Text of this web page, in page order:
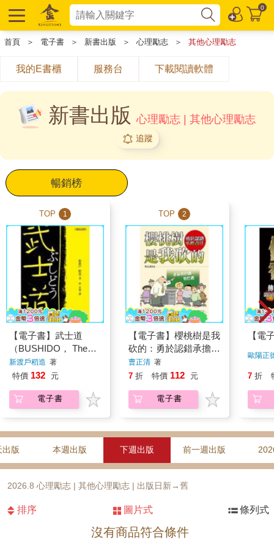
0
首頁 ＞ 電子書 ＞ 新書出版 ＞ 心理勵志 ＞ 其他心理勵志
我的E書櫃 服務台 下載閱讀軟體
新書出版 心理勵志 | 其他心理勵志
追蹤
暢銷榜
TOP 1
【電子書】武士道
（BUSHIDO， The
Soul of Japan）
新渡戶稻造 著
特價 132 元
電子書
TOP 2
【電子書】櫻桃樹是我
砍的：勇於認錯承擔責
任
曹正清 著
7 折 特價 112 元
電子書
【電
歐陽正
7 折
出版 本週出版 下週出版 前一週出版
2026.8 心理勵志 | 其他心理勵志 | 出版日新→舊
排序 圖片式 條列式
沒有商品符合條件